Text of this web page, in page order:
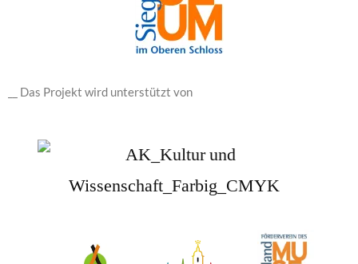
__ Das Projekt wird unterstützt von